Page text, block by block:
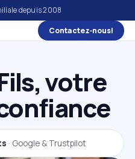
depuis 2008
Contactez‑nous!
votre
· Google & Trustpilot